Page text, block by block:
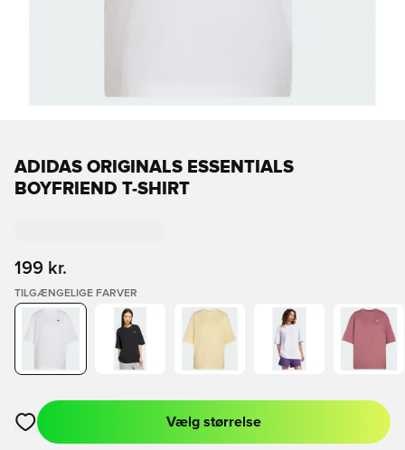
ADIDAS ORIGINALS ESSENTIALS
BOYFRIEND T-SHIRT
199 kr.
TILGÆNGELIGE FARVER
Åbner en Modal til at logge ind eller tilmelde dig som medlem
Vælg størrelse